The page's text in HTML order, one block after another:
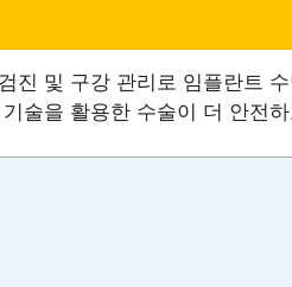
진 및 구강 관리로 임플란트
술을 활용한 수술이 더 안전